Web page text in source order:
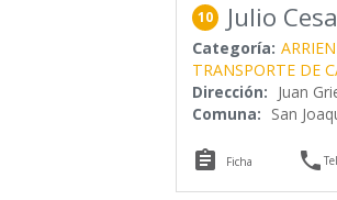
10 Julio
Categoría:
TRANSPORTE DE
Dirección: Juan
Comuna: San
 Ficha 